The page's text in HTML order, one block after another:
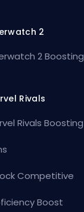
2
2 Boosting
Rivals
Rivals Boosting
Competitive
Boost